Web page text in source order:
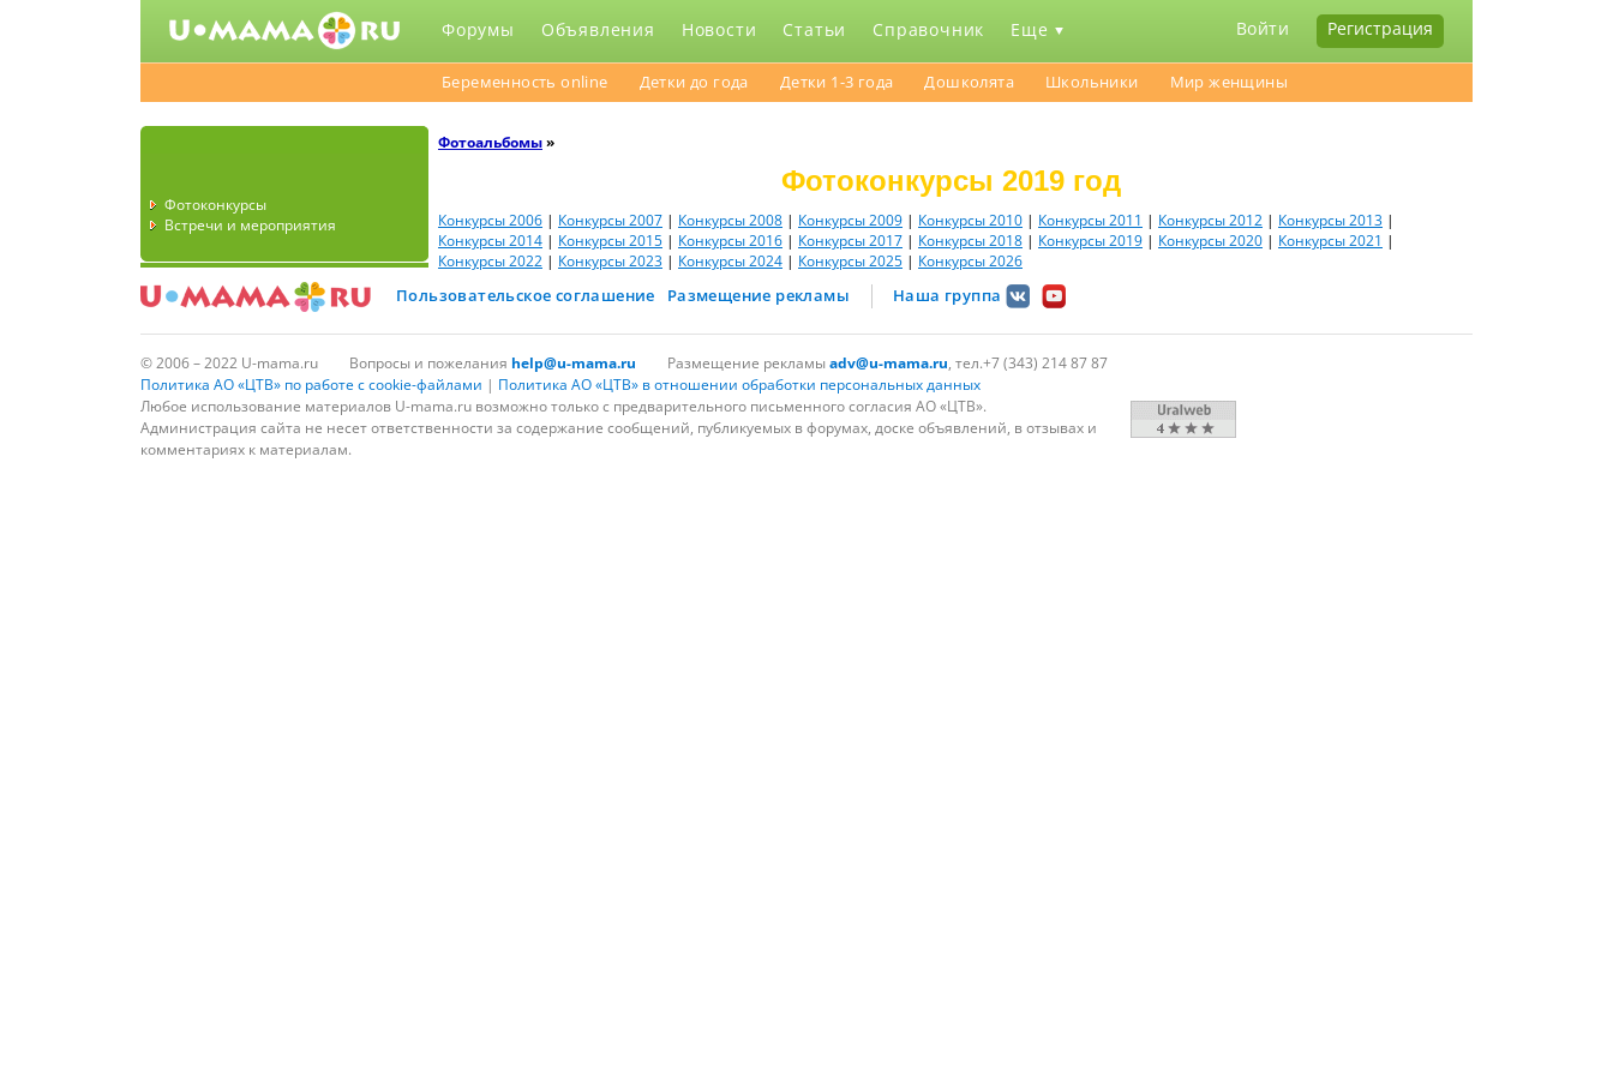
Форумы Объявления Новости Статьи Справочник Еще Войти Регистрация
Беременность online Детки до года Детки 1-3 года Дошколята Школьники Мир женщины
Фотоконкурсы
Встречи и мероприятия
Фотоальбомы»
Фотоконкурсы 2019 год
Конкурсы 2006 | Конкурсы 2007 | Конкурсы 2008 | Конкурсы 2009 | Конкурсы 2010 | Конкурсы 2011 | Конкурсы 2012 | Конкурсы 2013 |
Конкурсы 2014 | Конкурсы 2015 | Конкурсы 2016 | Конкурсы 2017 | Конкурсы 2018 | Конкурсы 2019 | Конкурсы 2020 | Конкурсы 2021 |
Конкурсы 2022 | Конкурсы 2023 | Конкурсы 2024 | Конкурсы 2025 | Конкурсы 2026
Пользовательское соглашение Размещение рекламы Наша группа
© 2006 – 2022 U-mama.ru Вопросы и пожелания help@u-mama.ru Размещение рекламыadv@u-mama.ru, тел.+7 (343) 214 87 87
Политика АО «ЦТВ» по работе с cookie-файлами | Политика АО «ЦТВ» в отношении обработки персональных данных
Любое использование материалов U-mama.ru возможно только с предварительного письменного согласия АО «ЦТВ».
Администрация сайта не несет ответственности за содержание сообщений, публикуемых в форумах, доске объявлений, в отзывах и
комментариях к материалам.